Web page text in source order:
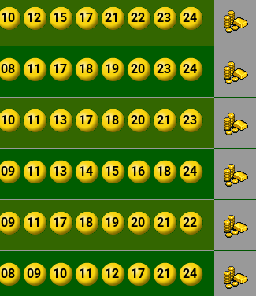
10 12 15 17 21 22 23 24
08 11 17 18 19 20 23 24
10 11 13 17 18 20 21 23
09 11 13 14 15 16 18 24
09 11 17 18 19 20 21 22
08 09 10 11 12 17 21 24